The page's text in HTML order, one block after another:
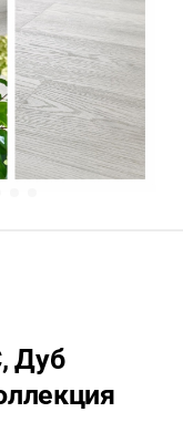
Дуб